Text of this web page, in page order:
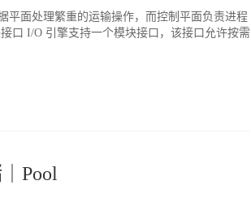
平面处理繁重的运输操作，而控制平面负责进程
口 I/O 引擎支持一个模块接口，该接口允许按需
Pool